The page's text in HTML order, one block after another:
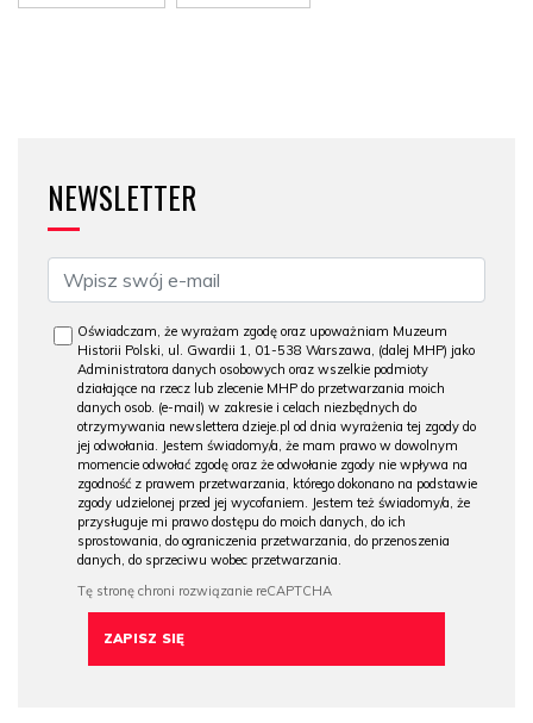
NEWSLETTER
Oświadczam, że wyrażam zgodę oraz upoważniam Muzeum
Historii Polski, ul. Gwardii 1, 01-538 Warszawa, (dalej MHP) jako
Administratora danych osobowych oraz wszelkie podmioty
działające na rzecz lub zlecenie MHP do przetwarzania moich
danych osob. (e-mail) w zakresie i celach niezbędnych do
otrzymywania newslettera dzieje.pl od dnia wyrażenia tej zgody do
jej odwołania. Jestem świadomy/a, że mam prawo w dowolnym
momencie odwołać zgodę oraz że odwołanie zgody nie wpływa na
zgodność z prawem przetwarzania, którego dokonano na podstawie
zgody udzielonej przed jej wycofaniem. Jestem też świadomy/a, że
przysługuje mi prawo dostępu do moich danych, do ich
sprostowania, do ograniczenia przetwarzania, do przenoszenia
danych, do sprzeciwu wobec przetwarzania.